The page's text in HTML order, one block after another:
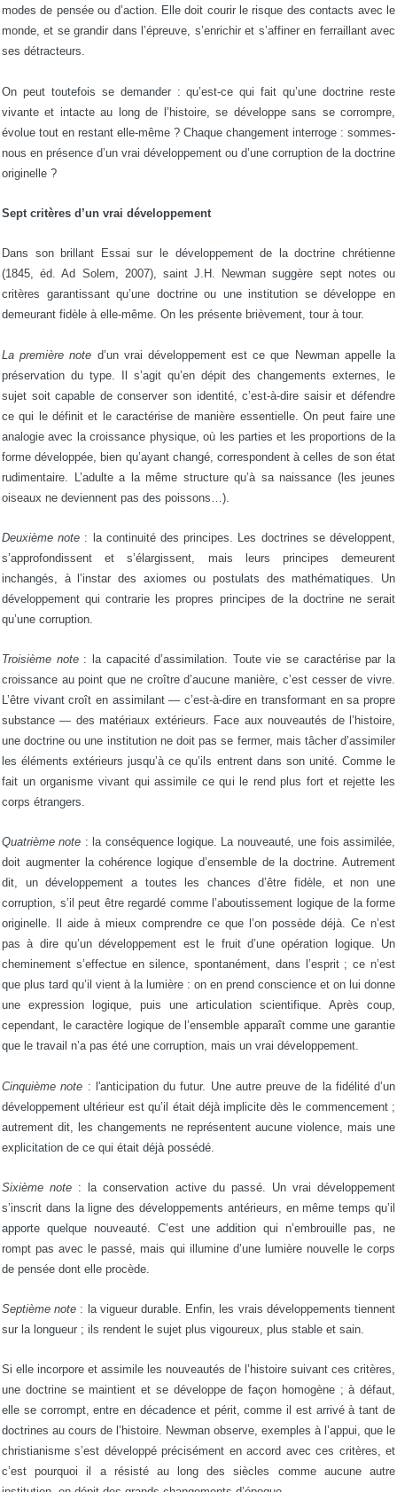
modes de pensée ou d’action. Elle doit courir le risque des contacts avec le
monde, et se grandir dans l’épreuve, s’enrichir et s’affiner en ferraillant avec
ses détracteurs.
On peut toutefois se demander : qu’est-ce qui fait qu’une doctrine reste
vivante et intacte au long de l’histoire, se développe sans se corrompre,
évolue tout en restant elle-même ? Chaque changement interroge : sommes-
nous en présence d’un vrai développement ou d’une corruption de la doctrine
originelle ?
Sept critères d’un vrai développement
Dans son brillant Essai sur le développement de la doctrine chrétienne
(1845, éd. Ad Solem, 2007), saint J.H. Newman suggère sept notes ou
critères garantissant qu’une doctrine ou une institution se développe en
demeurant fidèle à elle-même. On les présente brièvement, tour à tour.
La première note d’un vrai développement est ce que Newman appelle la
préservation du type. Il s’agit qu’en dépit des changements externes, le
sujet soit capable de conserver son identité, c’est-à-dire saisir et défendre
ce qui le définit et le caractérise de manière essentielle. On peut faire une
analogie avec la croissance physique, où les parties et les proportions de la
forme développée, bien qu’ayant changé, correspondent à celles de son état
rudimentaire. L’adulte a la même structure qu’à sa naissance (les jeunes
oiseaux ne deviennent pas des poissons…).
Deuxième note : la continuité des principes. Les doctrines se développent,
s’approfondissent et s’élargissent, mais leurs principes demeurent
inchangés, à l’instar des axiomes ou postulats des mathématiques. Un
développement qui contrarie les propres principes de la doctrine ne serait
qu’une corruption.
Troisième note: la capacité d’assimilation. Toute vie se caractérise par la
croissance au point que ne croître d’aucune manière, c’est cesser de vivre.
L’être vivant croît en assimilant — c’est-à-dire en transformant en sa propre
substance — des matériaux extérieurs. Face aux nouveautés de l’histoire,
une doctrine ou une institution ne doit pas se fermer, mais tâcher d’assimiler
les éléments extérieurs jusqu’à ce qu’ils entrent dans son unité. Comme le
fait un organisme vivant qui assimile ce qui le rend plus fort et rejette les
corps étrangers.
Quatrième note : la conséquence logique. La nouveauté, une fois assimilée,
doit augmenter la cohérence logique d’ensemble de la doctrine. Autrement
dit, un développement a toutes les chances d’être fidèle, et non une
corruption, s’il peut être regardé comme l’aboutissement logique de la forme
originelle. Il aide à mieux comprendre ce que l’on possède déjà. Ce n’est
pas à dire qu’un développement est le fruit d’une opération logique. Un
cheminement s’effectue en silence, spontanément, dans l’esprit ; ce n’est
que plus tard qu’il vient à la lumière : on en prend conscience et on lui donne
une expression logique, puis une articulation scientifique. Après coup,
cependant, le caractère logique de l’ensemble apparaît comme une garantie
que le travail n’a pas été une corruption, mais un vrai développement.
Cinquième note : l'anticipation du futur. Une autre preuve de la fidélité d’un
développement ultérieur est qu’il était déjà implicite dès le commencement ;
autrement dit, les changements ne représentent aucune violence, mais une
explicitation de ce qui était déjà possédé.
Sixième note : la conservation active du passé. Un vrai développement
s’inscrit dans la ligne des développements antérieurs, en même temps qu’il
apporte quelque nouveauté. C’est une addition qui n’embrouille pas, ne
rompt pas avec le passé, mais qui illumine d’une lumière nouvelle le corps
de pensée dont elle procède.
Septième note : la vigueur durable. Enfin, les vrais développements tiennent
sur la longueur ; ils rendent le sujet plus vigoureux, plus stable et sain.
Si elle incorpore et assimile les nouveautés de l’histoire suivant ces critères,
une doctrine se maintient et se développe de façon homogène ; à défaut,
elle se corrompt, entre en décadence et périt, comme il est arrivé à tant de
doctrines au cours de l’histoire. Newman observe, exemples à l’appui, que le
christianisme s’est développé précisément en accord avec ces critères, et
c’est pourquoi il a résisté au long des siècles comme aucune autre